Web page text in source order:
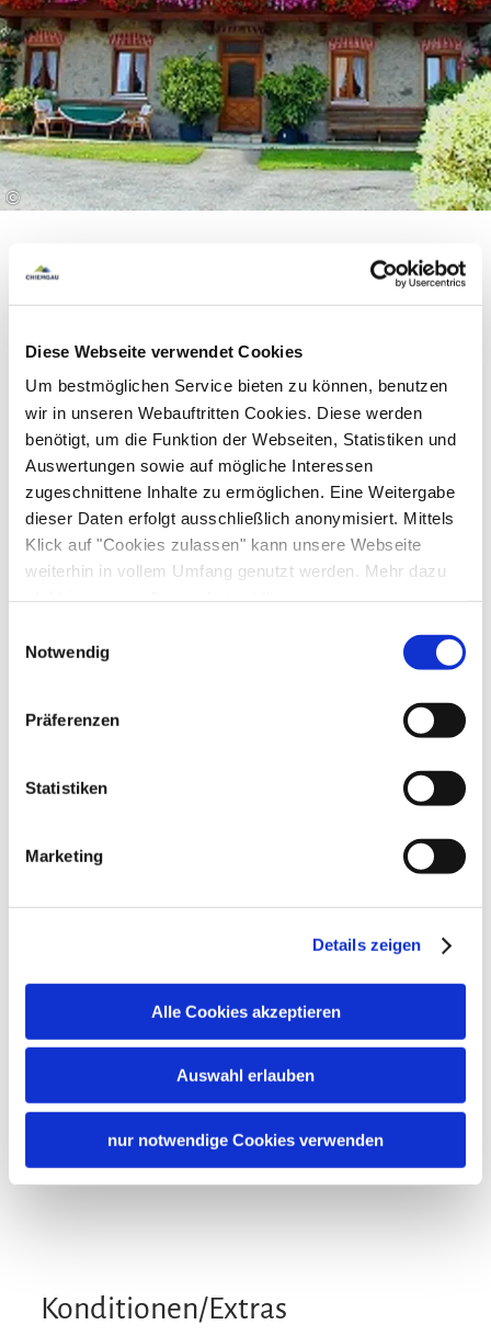
Diese Webseite verwendet Cookies
Um bestmöglichen Service bieten zu können, benutzen
wir in unseren Webauftritten Cookies. Diese werden
benötigt, um die Funktion der Webseiten, Statistiken und
Auswertungen sowie auf mögliche Interessen
zugeschnittene Inhalte zu ermöglichen. Eine Weitergabe
dieser Daten erfolgt ausschließlich anonymisiert. Mittels
Klick auf "Cookies zulassen" kann unsere Webseite
weiterhin in vollem Umfang genutzt werden. Mehr dazu
steht in unserer Datenschutzerklärung.
gelistet.
Notwendig
Präferenzen
Statistiken
Marketing
Details zeigen
Alle Cookies akzeptieren
Auswahl erlauben
nur notwendige Cookies verwenden
©
Ausstattung & Informationen
An- und Abreise
Anreise: 15:00 - 20:00 Abreise: 06:00 - 10:00
Services
kostenloser Parkplatz
Zahlungsoptionen vor Ort
Aktivitäten
Touren zu Fuß
Ausstattung
In der Nähe
Sonnenstühle/-liegen
Haustiere nicht erlaubt
Nichtraucherunterkunft (Alle öffentlichen und privaten
Deutsch
Familienangebote
Konditionen/Extras